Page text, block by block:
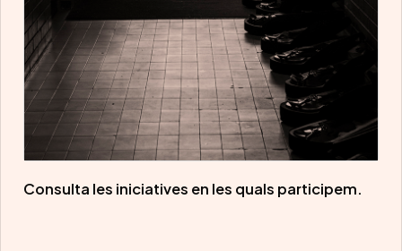
Consulta les iniciatives en les quals participem.